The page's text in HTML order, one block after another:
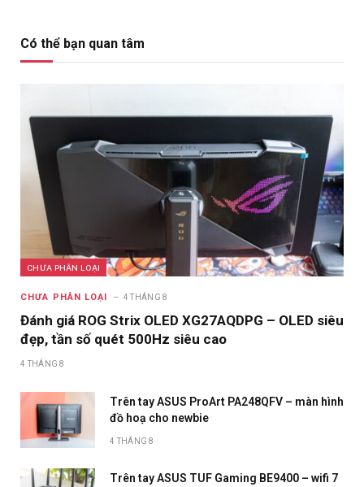
Có thể bạn quan tâm
CHƯA PHÂN LOẠI
CHƯA PHÂN LOẠI 4 THÁNG 8
Đánh giá ROG Strix OLED XG27AQDPG – OLED siêu
đẹp, tần số quét 500Hz siêu cao
4 THÁNG 8
Trên tay ASUS ProArt PA248QFV – màn hình
đồ hoạ cho newbie
4 THÁNG 8
Trên tay ASUS TUF Gaming BE9400 – wifi 7